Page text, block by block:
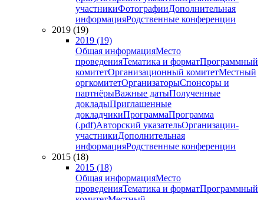
участникиФотографииДополнительная
информацияРодственные конференции
2019 (19)
2019 (19)
Общая информацияМесто
проведенияТематика и форматПрограммный
комитетОрганизационный комитетМестный
оргкомитетОрганизаторыСпонсоры и
партнёрыВажные датыПолученные
докладыПриглашенные
докладчикиПрограммаПрограмма
(.pdf)Авторский указательОрганизации-
участникиДополнительная
информацияРодственные конференции
2015 (18)
2015 (18)
Общая информацияМесто
проведенияТематика и форматПрограммный